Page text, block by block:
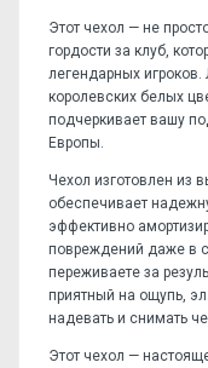
Этот чехол — не
гордости за клуб,
легендарных
королевских белых
подчеркивает вашу
Европы.
Чехол изготовлен из
обеспечивает
эффективно
повреждений даже в
переживаете за
приятный на ощупь,
надевать и снимать
Этот чехол —